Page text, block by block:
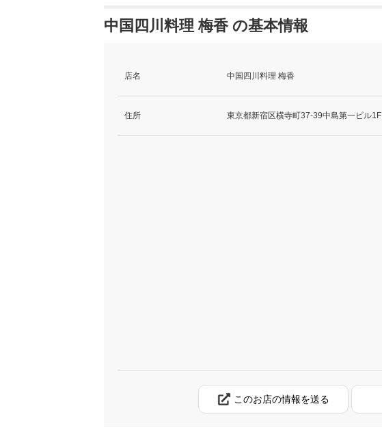
中国四川料理 梅香 の基本情報
店名 中国四川料理 梅香
住所 東京都新宿区横寺町37-39中島第一ビル1F
このお店の情報を送る